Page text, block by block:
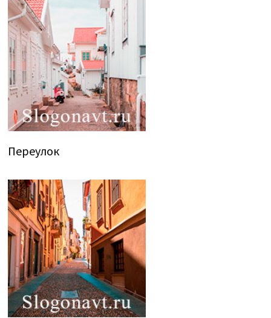
Переулок